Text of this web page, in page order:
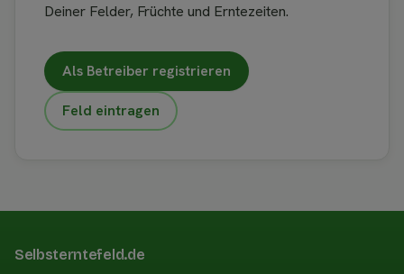
Deiner Felder, Früchte und Erntezeiten.
Als Betreiber registrieren
Feld eintragen
Selbsterntefeld.de